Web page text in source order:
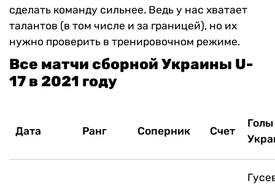
сделать команду сильнее. Ведь у нас хватает
талантов (в том числе и за границей), но их
нужно проверить в тренировочном режиме.
Все матчи сборной Украины U-
17 в 2021 году
Дата Ранг Соперник Счет
Голы